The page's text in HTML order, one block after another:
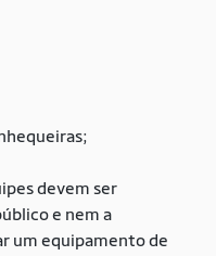
devem ser
e nem a
um equipamento de